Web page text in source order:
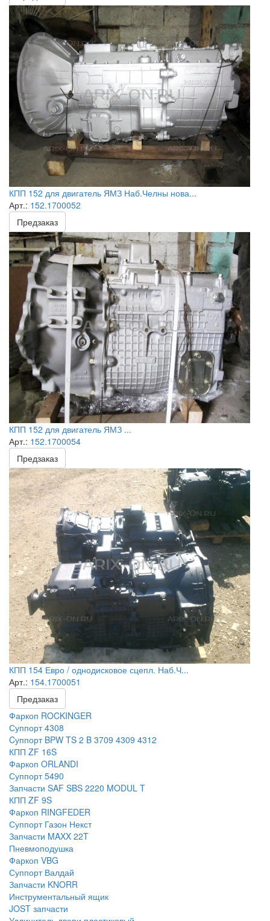
КПП 152 для двигатель ЯМЗ Наб.Челны нова...
Арт.: 152.1700052
Предзаказ
КПП 152 для двигатель ЯМЗ ...
Арт.: 152.1700054
Предзаказ
КПП 154 Евро / однодисковое сцепл. Наб.Ч...
Арт.: 154.1700051
Предзаказ
Фаркоп ROCKINGER
Суппорт 4308
Cуппорт BPW TS 2 B 3709 4309 4312
КПП ZF 16S
Фаркоп ORLANDI
Суппорт 5490
Запчасти SAF SBS 2220 MODUL T
КПП ZF 9S
Фаркоп RINGFEDER
Суппорт Газон Некст
Запчасти MAXX 22T
Пневмоподушка
Фаркоп VBG
Суппорт Валдай
Запчасти KNORR
Инструментальный ящик
JOST запчасти